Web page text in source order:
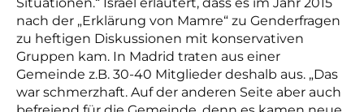
nach der „Erklärung von Mamre“ zu Genderfragen
zu heftigen Diskussionen mit konservativen
Gruppen kam. In Madrid traten aus einer
Gemeinde z.B. 30-40 Mitglieder deshalb aus. „Das
war schmerzhaft. Auf der anderen Seite aber auch